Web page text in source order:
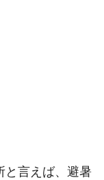
と言えば、避暑